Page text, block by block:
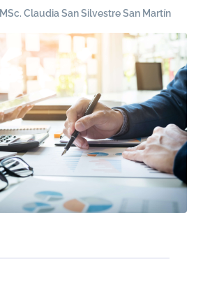
MSc. Claudia San Silvestre San Martín